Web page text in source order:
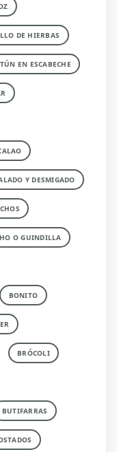
DE HIERBAS
EN ESCABECHE
Y DESMIGADO
O GUINDILLA
BONITO
BRÓCOLI
BUTIFARRAS